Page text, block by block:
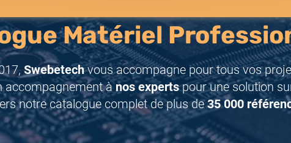
Matériel
Swebetechvous accompagne pour tous vos
accompagnement ànos expertspour une solution
notre catalogue complet de plus de35 000